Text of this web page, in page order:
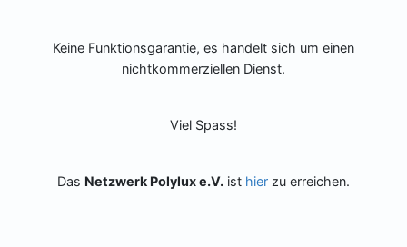
Keine Funktionsgarantie, es handelt sich um einen
nichtkommerziellen Dienst.
Viel Spass!
Das Netzwerk Polylux e.V. ist hier zu erreichen.